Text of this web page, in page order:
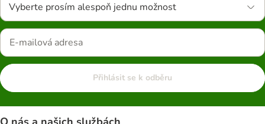
Vyberte prosím alespoň jednu možnost
Přihlásit se k odběru